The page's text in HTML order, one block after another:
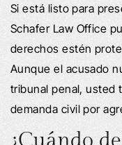
Si está listo para
Schafer Law Office
derechos estén
Aunque el acusado
tribunal penal, usted
demanda civil por